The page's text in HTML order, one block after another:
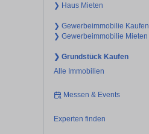
❯ Haus Mieten
❯ Gewerbeimmobilie Kaufen
❯ Gewerbeimmobilie Mieten
❯ Grundstück Kaufen
Alle Immobilien
Messen & Events
Experten finden